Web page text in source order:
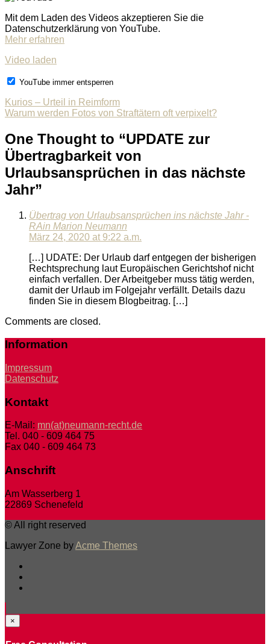
Mit dem Laden des Videos akzeptieren Sie die
Datenschutzerklärung von YouTube.
Mehr erfahren
Video laden
YouTube immer entsperren
Beitragsnavigation
Kurios – Urteil in Reimform
Warum werden Fotos von Straftätern oft verpixelt?
One Thought to “UPDATE zur
Übertragbarkeit von
Urlaubsansprüchen in das nächste
Jahr”
Übertrag von Urlaubsansprüchen ins nächste Jahr -
RAin Marion Neumann
März 24, 2020 at 9:22 a.m.
[…] UDATE: Der Urlaub darf entgegen der bisherigen
Rechtsprechung laut Europäischen Gerichtshof nicht
einfach verfallen. Der Arbeitgeber muss tätig werden,
damit der Urlaub im Folgejahr verfällt. Details dazu
finden Sie in diesem Blogbeitrag. […]
Comments are closed.
Information
Impressum
Datenschutz
Kontakt
E-Mail: mn(at)neumann-recht.de
Tel. 040 - 609 464 75
Fax 040 - 609 464 73
Anschrift
Am Wasserberg 1
22869 Schenefeld
© All right reserved
Lawyer Zone byAcme Themes
×